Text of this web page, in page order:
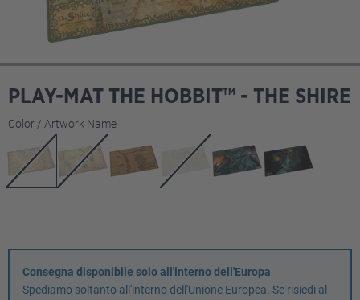
PLAY-MAT THE HOBBIT™ - THE SHIRE
Seleziona
Color / Artwork Name
Consegna disponibile solo all'interno dell'Europa
Spediamo soltanto all'interno dell'Unione Europea. Se risiedi al